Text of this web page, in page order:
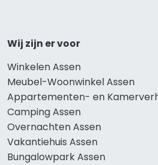
Wij zijn er voor
Winkelen Assen
Meubel-Woonwinkel Assen
Appartementen- en
Camping Assen
Overnachten Assen
Vakantiehuis Assen
Bungalowpark Assen